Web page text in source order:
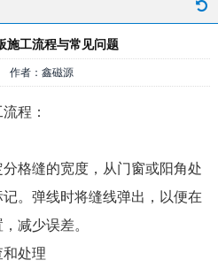
施工流程与常见问题
作者：鑫磁源
程：
格缝的宽度，从门窗或阳角处
。弹线时将缝线弹出，以便在
减少误差。
和处理